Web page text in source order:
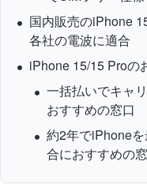
国内販売のiPhone
各社の電波に適合
iPhone 15/15 Proの
一括払いでキャ
おすすめの窓口
約2年でiPhone
合におすすめの